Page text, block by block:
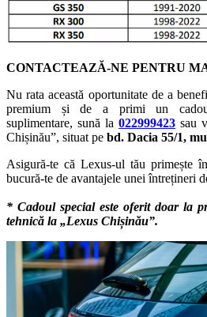
CONTACTEAZĂ-NE PENTRU
Nu rata această oportunitate de a
premium și de a primi un
suplimentare, sună la 022999423 sau
Chișinău”, situat pe bd. Dacia 55/1,
Asigură-te că Lexus-ul tău primește
bucură-te de avantajele unei întrețineri
* Cadoul special este oferit doar la
tehnică la „Lexus Chișinău”.